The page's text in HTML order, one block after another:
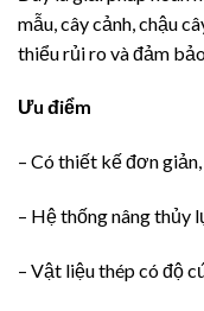
mẫu, cây cảnh, chậu
thiểu rủi ro và đảm
Ưu điểm
– Có thiết kế đơn
– Hệ thống nâng thủy
– Vật liệu thép có độ